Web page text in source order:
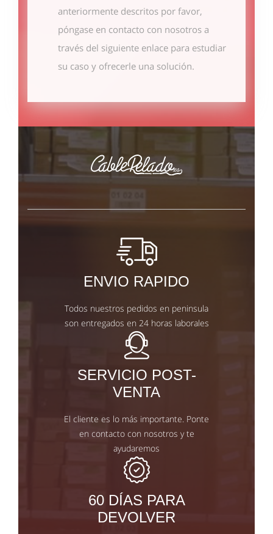
anteriormente descritos por favor,
póngase en contacto con nosotros a
través del siguiente enlace para estudiar
su caso y ofrecerle una solución.
ENVIO RAPIDO
Todos nuestros pedidos en peninsula
son entregados en 24 horas laborales
SERVICIO POST-
VENTA
El cliente es lo más importante. Ponte
en contacto con nosotros y te
ayudaremos
60 DÍAS PARA
DEVOLVER